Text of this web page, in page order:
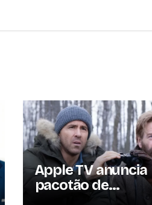
Apple TV anuncia
pacotão de
lançamentos para